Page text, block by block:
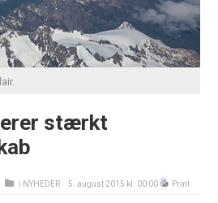
stærkt
i NYHEDER 5. august 2015 kl. 00:00 Print